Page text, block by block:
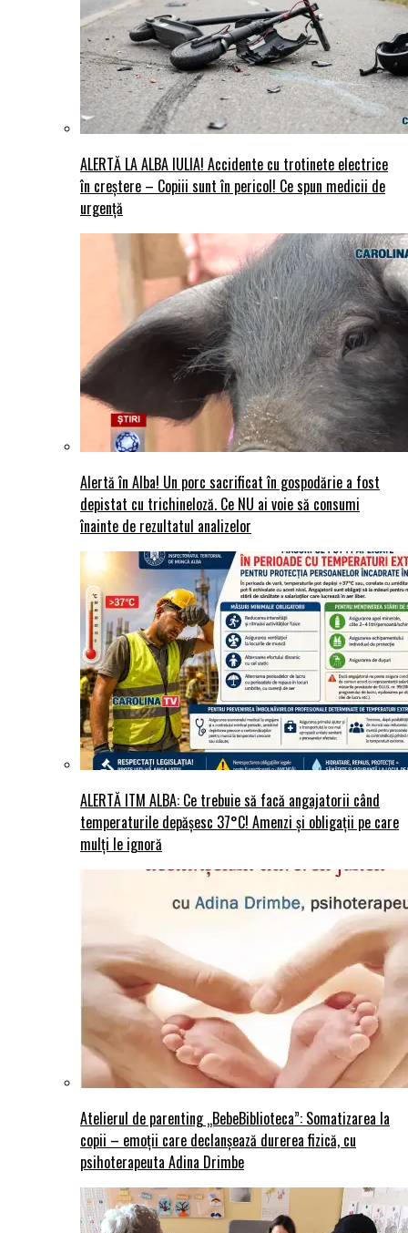
ALERTĂ LA ALBA IULIA! Accidente cu trotinete electrice
în creștere – Copiii sunt în pericol! Ce spun medicii de
urgență
Alertă în Alba! Un porc sacrificat în gospodărie a fost
depistat cu trichineloză. Ce NU ai voie să consumi
înainte de rezultatul analizelor
ALERTĂ ITM ALBA: Ce trebuie să facă angajatorii când
temperaturile depășesc 37°C! Amenzi și obligații pe care
mulți le ignoră
Atelierul de parenting „BebeBiblioteca”: Somatizarea la
copii – emoții care declanșează durerea fizică, cu
psihoterapeuta Adina Drimbe